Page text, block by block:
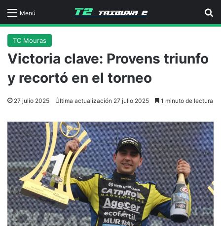
Menú
TC Mouras
Victoria clave: Provens triunfo
y recortó en el torneo
27 julio 2025 Última actualización 27 julio 2025 1 minuto de lectura